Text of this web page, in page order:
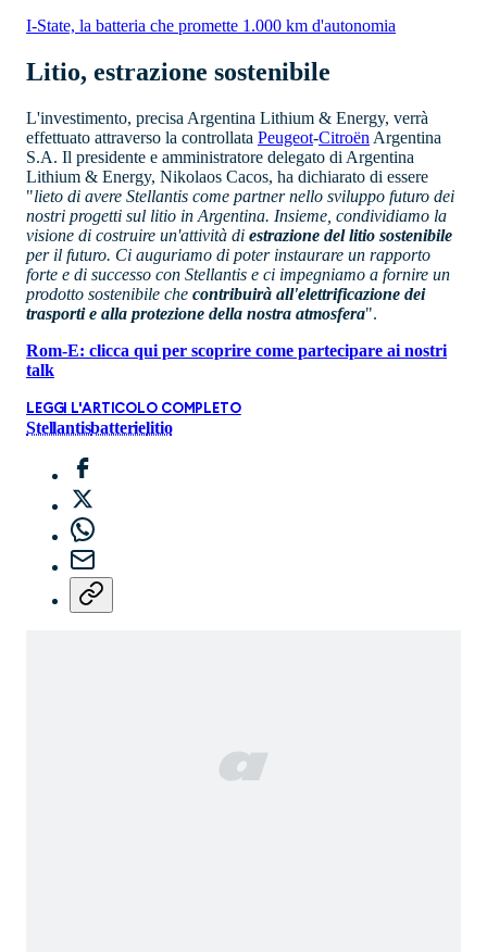
I-State, la batteria che promette 1.000 km d'autonomia
Litio, estrazione sostenibile
L'investimento, precisa Argentina Lithium & Energy, verrà
effettuato attraverso la controllata Peugeot-Citroën Argentina
S.A. Il presidente e amministratore delegato di Argentina
Lithium & Energy, Nikolaos Cacos, ha dichiarato di essere
"lieto di avere Stellantis come partner nello sviluppo futuro dei
nostri progetti sul litio in Argentina. Insieme, condividiamo la
visione di costruire un'attività di estrazione del litio sostenibile
per il futuro. Ci auguriamo di poter instaurare un rapporto
forte e di successo con Stellantis e ci impegniamo a fornire un
prodotto sostenibile che contribuirà all'elettrificazione dei
trasporti e alla protezione della nostra atmosfera".
Rom-E: clicca qui per scoprire come partecipare ai nostri
talk
LEGGI L'ARTICOLO COMPLETO
Stellantisbatterielitio